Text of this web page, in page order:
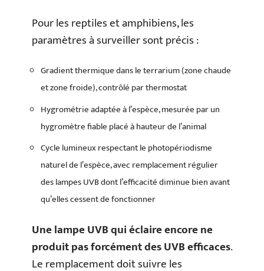
Pour les reptiles et amphibiens, les
paramètres à surveiller sont précis :
Gradient thermique dans le terrarium (zone chaude
et zone froide), contrôlé par thermostat
Hygrométrie adaptée à l’espèce, mesurée par un
hygromètre fiable placé à hauteur de l’animal
Cycle lumineux respectant le photopériodisme
naturel de l’espèce, avec remplacement régulier
des lampes UVB dont l’efficacité diminue bien avant
qu’elles cessent de fonctionner
Une lampe UVB qui éclaire encore ne
produit pas forcément des UVB efficaces.
Le remplacement doit suivre les